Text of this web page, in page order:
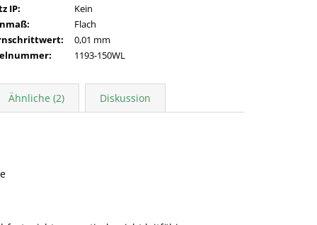
IP:
Kein
:
Flach
:
0,01 mm
: 1193-150WL
Ähnliche (2) Diskussion